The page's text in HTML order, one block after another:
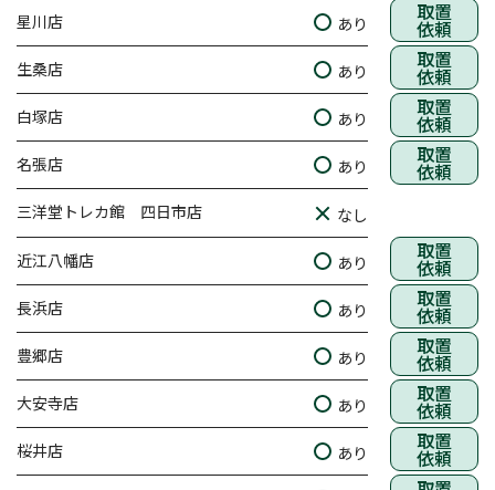
星川店 あり 取置
依頼
生桑店 あり 取置
依頼
白塚店 あり 取置
依頼
名張店 あり 取置
依頼
三洋堂トレカ館 四日市店 なし
近江八幡店 あり 取置
依頼
長浜店 あり 取置
依頼
豊郷店 あり 取置
依頼
大安寺店 あり 取置
依頼
桜井店 あり 取置
依頼